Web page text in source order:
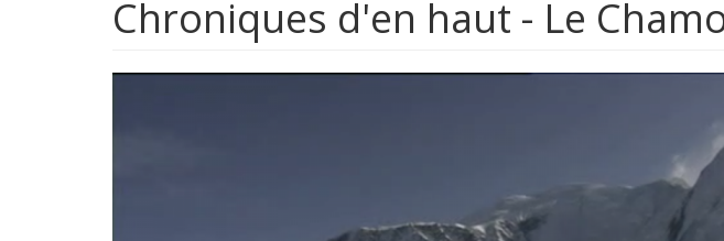
Chroniques d'en haut - Le